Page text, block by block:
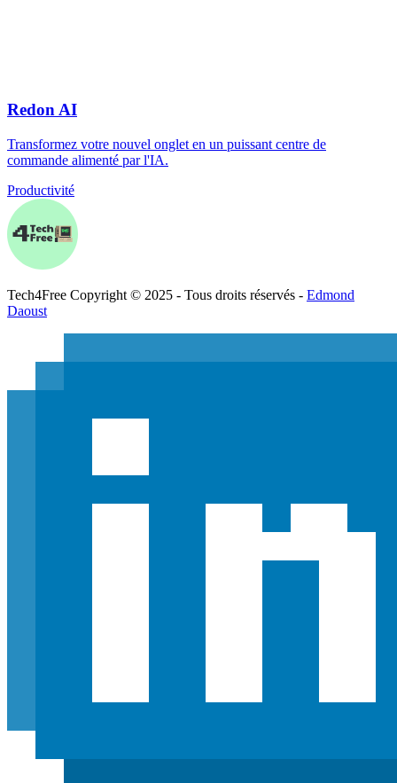
Redon AI
Transformez votre nouvel onglet en un puissant centre de
commande alimenté par l'IA.
Productivité
Tech4Free Copyright © 2025 - Tous droits réservés - Edmond
Daoust